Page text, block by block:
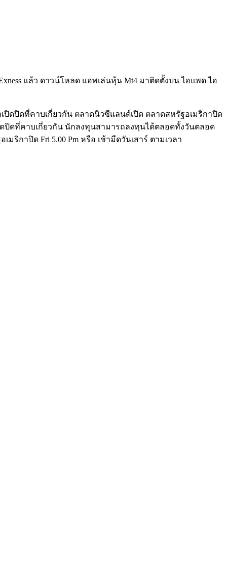
แล้ว ดาวน์โหลด แอพเล่นหุ้น Mt4 มาติดตั้งบน ไอแพด ไอ
ปิดปิดที่คาบเกี่ยวกัน ตลาดนิวซีแลนด์เปิด ตลาดสหรัฐอเมริกาปิด
ดปิดที่คาบเกี่ยวกัน นักลงทุนสามารถลงทุนได้ตลอดทั้งวันตลอด
ริกาปิด Fri 5.00 Pm หรือ เช้ามืดวันเสาร์ ตามเวลา